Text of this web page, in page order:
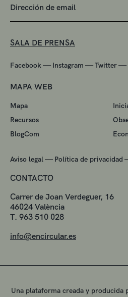
SALA DE PRENSA
Facebook — Instagram —Twitter—
MAPA WEB
Mapa
Recursos
BlogCom
Aviso legal — Política de privacidad
CONTACTO
Carrer de Joan Verdeguer, 16
46024 València
T. 963 510 028
info@encircular.es
Una plataforma creada y producida